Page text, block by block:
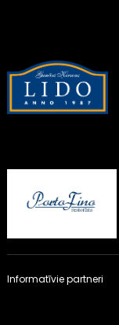
Informatīvie partneri